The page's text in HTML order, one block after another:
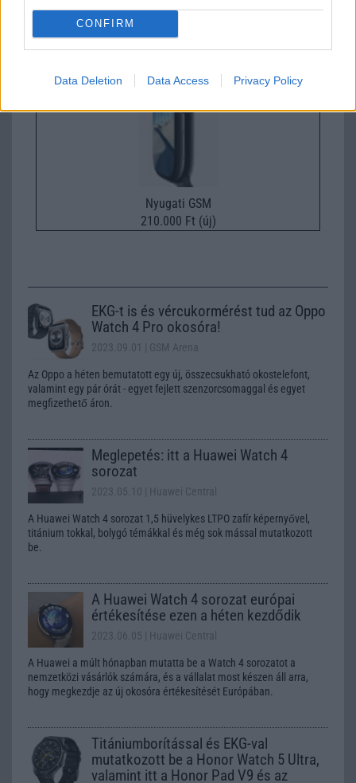
CONFIRM
Data Deletion Data Access Privacy Policy
360.000 Ft (új)
Apple Watch Series 11
Nyugati GSM
210.000 Ft (új)
EKG-t is és vércukormérést tud az Oppo
Watch 4 Pro okosóra!
2023.09.01 | GSM Arena
Az Oppo a héten bemutatott egy új, összecsukható okostelefont,
valamint egy pár órát - egyet fejlett szenzorcsomaggal és egyet
megfizethető áron.
Meglepetés: itt a Huawei Watch 4
sorozat
2023.05.10 | Huawei Central
A Huawei Watch 4 sorozat 1,5 hüvelykes LTPO zafír képernyővel,
titánium tokkal, bolygó témákkal és még sok mással mutatkozott
be.
A Huawei Watch 4 sorozat európai
értékesítése ezen a héten kezdődik
2023.06.05 | Huawei Central
A Huawei a múlt hónapban mutatta be a Watch 4 sorozatot a
nemzetközi vásárlók számára, és a vállalat most készen áll arra,
hogy megkezdje az új okosóra értékesítését Európában.
Titániumborítással és EKG-val
mutatkozott be a Honor Watch 5 Ultra,
valamint itt a Honor Pad V9 és az